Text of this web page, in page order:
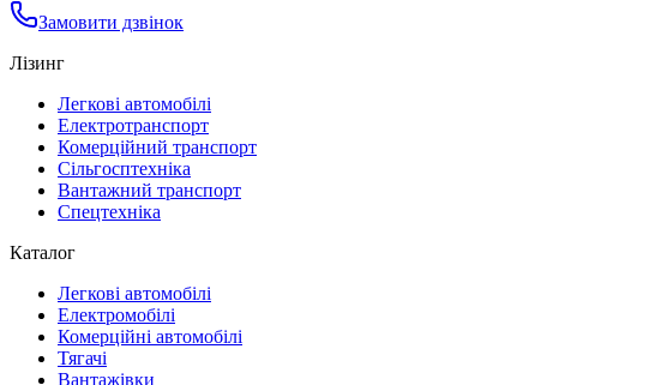
Замовити дзвінок
Лізинг
Легкові автомобілі
Електротранспорт
Комерційний транспорт
Сільгосптехніка
Вантажний транспорт
Спецтехніка
Каталог
Легкові автомобілі
Електромобілі
Комерційні автомобілі
Тягачі
Вантажівки